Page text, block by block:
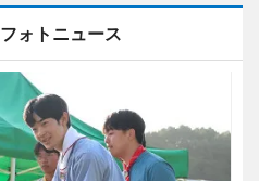
ォトニュース